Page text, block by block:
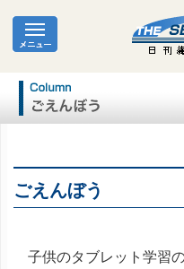
ごえんぼう
子供のタブレット学習